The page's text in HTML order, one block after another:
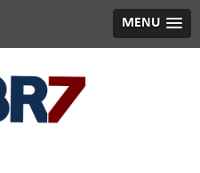
MENU